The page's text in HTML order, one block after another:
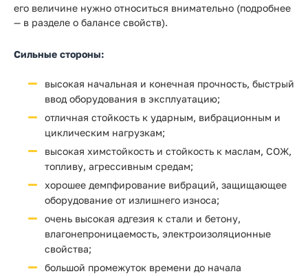
его величине нужно относиться внимательно (подробнее
— в разделе о балансе свойств).
Сильные стороны:
высокая начальная и конечная прочность, быстрый
ввод оборудования в эксплуатацию;
отличная стойкость к ударным, вибрационным и
циклическим нагрузкам;
высокая химстойкость и стойкость к маслам, СОЖ,
топливу, агрессивным средам;
хорошее демпфирование вибраций, защищающее
оборудование от излишнего износа;
очень высокая адгезия к стали и бетону,
влагонепроницаемость, электроизоляционные
свойства;
большой промежуток времени до начала